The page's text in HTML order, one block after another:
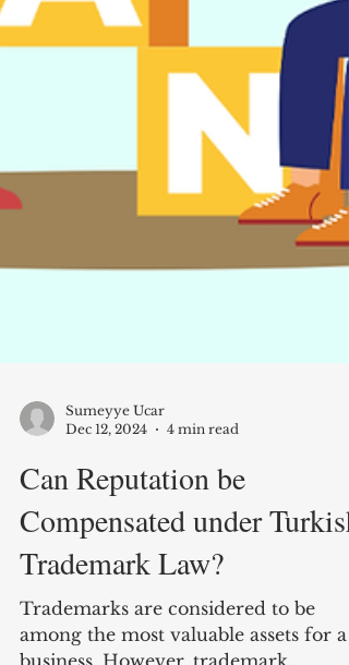
Sumeyye Ucar
Dec 12, 2024
4 min read
Can Reputation be
Compensated under Turkish